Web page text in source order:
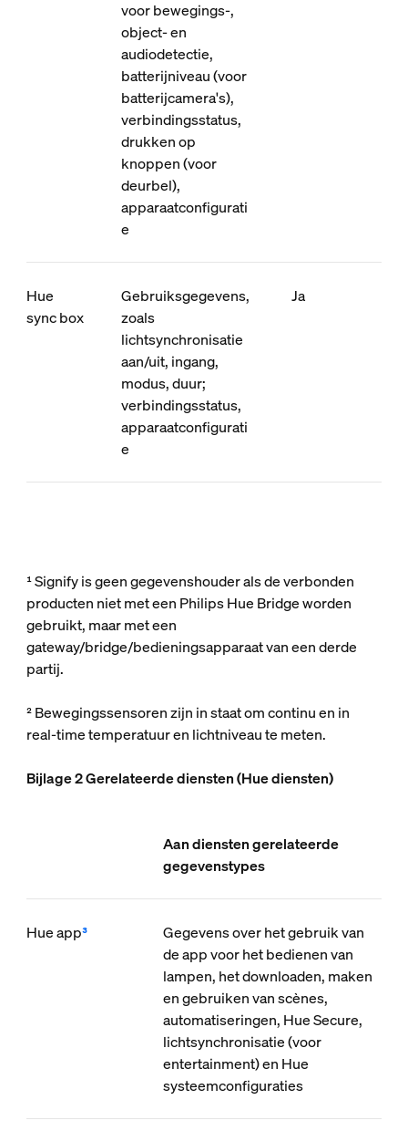
voor bewegings-,
object- en
audiodetectie,
batterijniveau (voor
batterijcamera's),
verbindingsstatus,
drukken op
knoppen (voor
deurbel),
apparaatconfigurati
e
Hue
sync box
Gebruiksgegevens,
zoals
lichtsynchronisatie
aan/uit, ingang,
modus, duur;
verbindingsstatus,
apparaatconfigurati
e
Ja
¹ Signify is geen gegevenshouder als de verbonden
producten niet met een Philips Hue Bridge worden
gebruikt, maar met een
gateway/bridge/bedieningsapparaat van een derde
partij.
² Bewegingssensoren zijn in staat om continu en in
real-time temperatuur en lichtniveau te meten.
Bijlage 2 Gerelateerde diensten (Hue diensten)
Aan diensten gerelateerde
gegevenstypes
Hue app³
Gegevens over het gebruik van
de app voor het bedienen van
lampen, het downloaden, maken
en gebruiken van scènes,
automatiseringen, Hue Secure,
lichtsynchronisatie (voor
entertainment) en Hue
systeemconfiguraties